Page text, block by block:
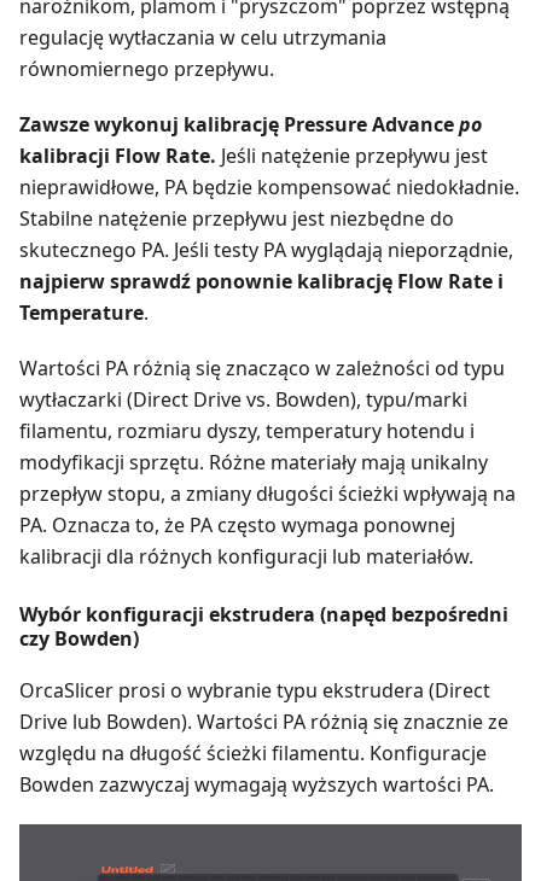
narożnikom, plamom i "pryszczom" poprzez wstępną
regulację wytłaczania w celu utrzymania
równomiernego przepływu.
Zawsze wykonuj kalibrację Pressure Advancepo
kalibracji Flow Rate. Jeśli natężenie przepływu jest
nieprawidłowe, PA będzie kompensować niedokładnie.
Stabilne natężenie przepływu jest niezbędne do
skutecznego PA. Jeśli testy PA wyglądają nieporządnie,
najpierw sprawdź ponownie kalibrację Flow Rate i
Temperature.
Wartości PA różnią się znacząco w zależności od typu
wytłaczarki (Direct Drive vs. Bowden), typu/marki
filamentu, rozmiaru dyszy, temperatury hotendu i
modyfikacji sprzętu. Różne materiały mają unikalny
przepływ stopu, a zmiany długości ścieżki wpływają na
PA. Oznacza to, że PA często wymaga ponownej
kalibracji dla różnych konfiguracji lub materiałów.
Wybór konfiguracji ekstrudera (napęd bezpośredni
czy Bowden)
OrcaSlicer prosi o wybranie typu ekstrudera (Direct
Drive lub Bowden). Wartości PA różnią się znacznie ze
względu na długość ścieżki filamentu. Konfiguracje
Bowden zazwyczaj wymagają wyższych wartości PA.